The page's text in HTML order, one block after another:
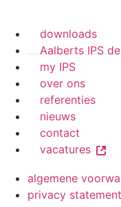
downloads
Aalberts IPS
my IPS
over ons
referenties
nieuws
contact
vacatures
algemene
privacy statement